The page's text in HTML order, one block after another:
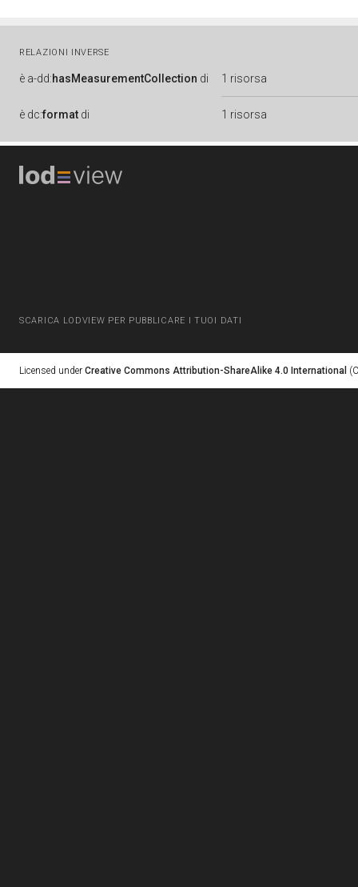
RELAZIONI INVERSE
è a-dd:hasMeasurementCollection di 1 risorsa
è dc:format di 1 risorsa
SCARICA LODVIEW PER PUBBLICARE I TUOI DATI
Licensed under Creative Commons Attribution-ShareAlike 4.0 International